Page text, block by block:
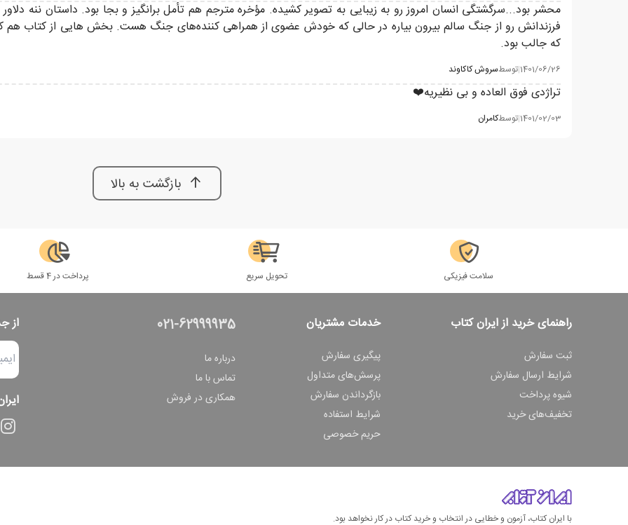
محشر بود...سرگشتگی انسان امروز رو به زیبایی به تصویر کشیده. مؤخره مترجم هم تأمل برانگیز و بجا بود. داستان ننه
فرزندانش رو از جنگ سالم بیرون بیاره در حالی که خودش عضوی از همراهی کننده‌های جنگ هست. بخش هایی از کتاب هم
که جالب بود.
1401/06/26
|توسطسروش كاكاوند
تراژدی فوق العاده و بی نظیریه❤️
1401/02/03
|توسطکامران
بازگشت به بالا
سلامت فیزیکی تحویل سریع پرداخت در 4 قسط
راهنمای خرید از ایران کتاب
ثبت سفارش
شرایط ارسال سفارش
شیوه پرداخت
تخفیف‌های خرید
خدمات مشتریان
پیگیری سفارش
پرسش‌های متداول
بازگرداندن سفارش
شرایط استفاده
حریم خصوصی
021-62999935
درباره ما
تماس با ما
همکاری در فروش
از
با ایران کتاب، آزمون و خطایی در انتخاب و خرید کتاب در کار نخواهد بود.